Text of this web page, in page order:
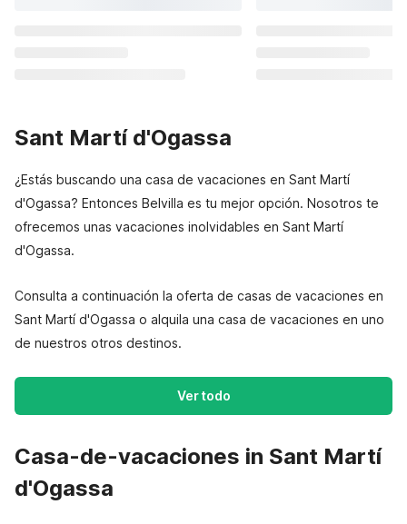
Sant Martí d'Ogassa
¿Estás buscando una casa de vacaciones en Sant Martí
d'Ogassa? Entonces Belvilla es tu mejor opción. Nosotros te
ofrecemos unas vacaciones inolvidables en Sant Martí
d'Ogassa.
Consulta a continuación la oferta de casas de vacaciones en
Sant Martí d'Ogassa o alquila una casa de vacaciones en uno
de nuestros otros destinos.
Ver todo
Casa-de-vacaciones in Sant Martí
d'Ogassa